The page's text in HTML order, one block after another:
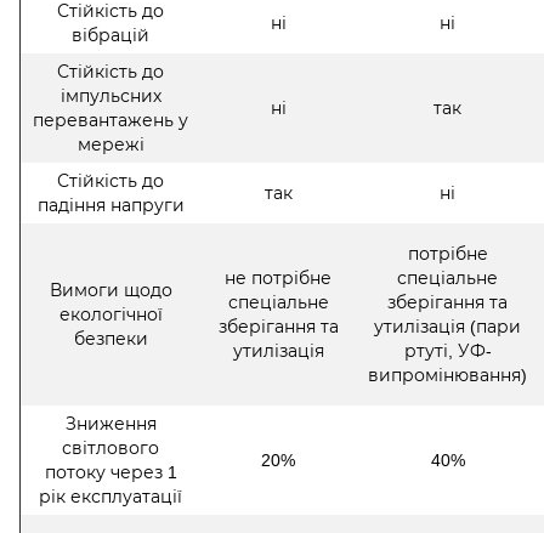
Стійкість до
вібрацій
ні ні
Стійкість до
імпульсних
перевантажень у
мережі
ні так
Стійкість до
падіння напруги
так ні
Вимоги щодо
екологічної
безпеки
не потрібне
спеціальне
зберігання та
утилізація
потрібне
спеціальне
зберігання та
утилізація (пари
ртуті, УФ-
випромінювання)
Зниження
світлового
потоку через 1
рік експлуатації
20% 40%